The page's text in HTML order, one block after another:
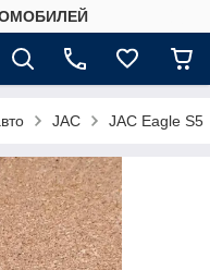
JAC JAC Eagle S5